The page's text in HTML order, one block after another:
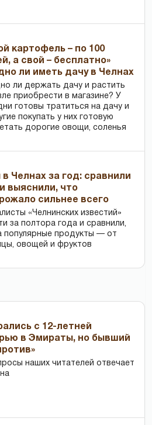
картофель – по 100
а свой – бесплатно»
ли иметь дачу в Челнах
ли держать дачу и растить
приобрести в магазине? У
готовы тратиться на дачу и
покупать у них готовую
дорогие овощи, соленья
в Челнах за год: сравнили
выяснили, что
сильнее всего
«Челнинских известий»
за полтора года и сравнили,
популярные продукты — от
овощей и фруктов
с 12-летней
в Эмираты, но бывший
наших читателей отвечает